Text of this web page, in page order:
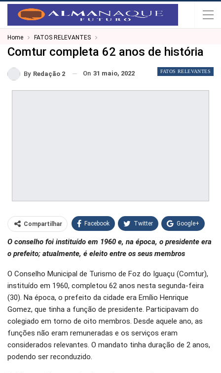
Home FATOS RELEVANTES
Comtur completa 62 anos de história
FATOS RELEVANTES
By Redação 2 On 31 maio, 2022
Compartilhar Facebook Twitter Google+
WhatsApp Pinterest
O conselho foi instituído em 1960 e, na época, o presidente era
o prefeito; atualmente, é eleito entre os seus membros
O Conselho Municipal de Turismo de Foz do Iguaçu (Comtur),
instituído em 1960, completou 62 anos nesta segunda-feira
(30). Na época, o prefeito da cidade era Emílio Henrique
Gomez, que tinha a função de presidente. Participavam do
colegiado em torno de oito membros. Desde aquele ano, as
funções não eram remuneradas e os serviços eram
considerados relevantes. O mandato tinha duração de 2 anos,
podendo ser reconduzido.